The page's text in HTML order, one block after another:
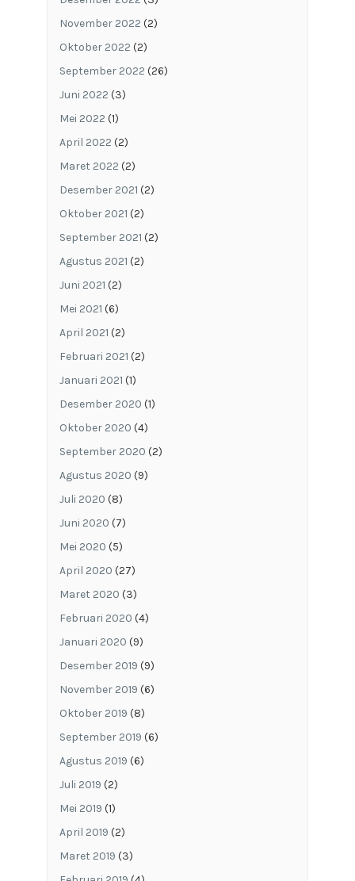
November 2022 (2)
Oktober 2022 (2)
September 2022 (26)
Juni 2022 (3)
Mei 2022 (1)
April 2022 (2)
Maret 2022 (2)
Desember 2021 (2)
Oktober 2021 (2)
September 2021 (2)
Agustus 2021 (2)
Juni 2021 (2)
Mei 2021 (6)
April 2021 (2)
Februari 2021 (2)
Januari 2021 (1)
Desember 2020 (1)
Oktober 2020 (4)
September 2020 (2)
Agustus 2020 (9)
Juli 2020 (8)
Juni 2020 (7)
Mei 2020 (5)
April 2020 (27)
Maret 2020 (3)
Februari 2020 (4)
Januari 2020 (9)
Desember 2019 (9)
November 2019 (6)
Oktober 2019 (8)
September 2019 (6)
Agustus 2019 (6)
Juli 2019 (2)
Mei 2019 (1)
April 2019 (2)
Maret 2019 (3)